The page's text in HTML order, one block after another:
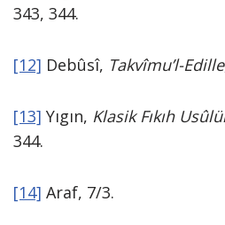
343, 344.
[12] Debûsî, Takvîmu’l-Edille
[13] Yıgın, Klasik Fıkıh
344.
[14] Araf, 7/3.